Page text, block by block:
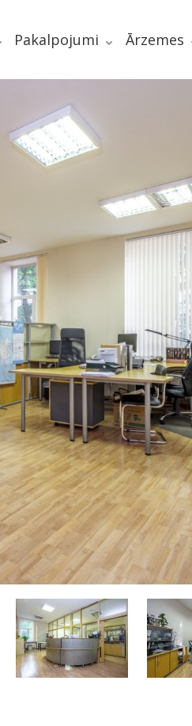
Pakalpojumi Ārzemes